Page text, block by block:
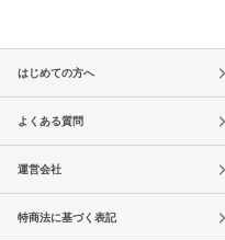
はじめての方へ
よくある質問
運営会社
特商法に基づく表記